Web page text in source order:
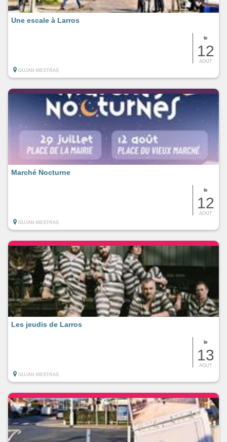
le
12
AOUT
Une escale à Larros
GUJAN-MESTRAS
le
12
AOUT
Marché Nocturne
GUJAN-MESTRAS
le
13
AOUT
Les jeudis de Larros
GUJAN-MESTRAS